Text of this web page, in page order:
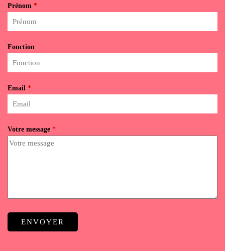
Prénom *
Fonction
Email *
Votre message *